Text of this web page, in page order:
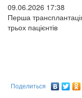
09.06.2026 17:38
Перша
трьох пацієнтів
Поделиться